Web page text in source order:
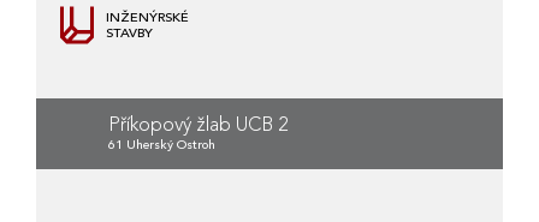
INŽENÝRSKÉ
STAVBY
Příkopový žlab UCB 2
61 Uherský Ostroh